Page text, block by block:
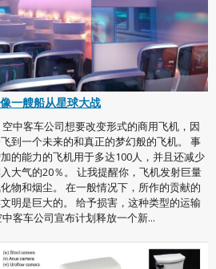
一艘船从星球大战
中客车公司想要改变形式的商用飞机，因
到一个未来的和真正的梦幻般的飞机。 事
的能力的飞机用于多达100人，并且还减少
大气的20％。 让我提醒你，飞机发射巨量
物和烟尘。 在一般情况下，所作的贡献的
明是巨大的。 给予损害，这种类型的运输
客车公司宣布计划释放一个新...